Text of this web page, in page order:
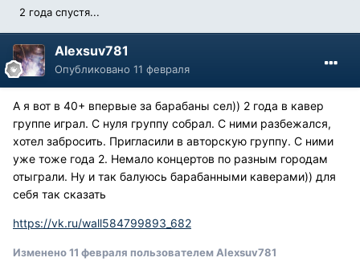
2 года спустя...
Alexsuv781
Опубликовано 11 февраля
А я вот в 40+ впервые за барабаны сел)) 2 года в кавер
группе играл. С нуля группу собрал. С ними разбежался,
хотел забросить. Пригласили в авторскую группу. С ними
уже тоже года 2. Немало концертов по разным городам
отыграли. Ну и так балуюсь барабанными каверами)) для
себя так сказать
https://vk.ru/wall584799893_682
Изменено11 февраля пользователем Alexsuv781